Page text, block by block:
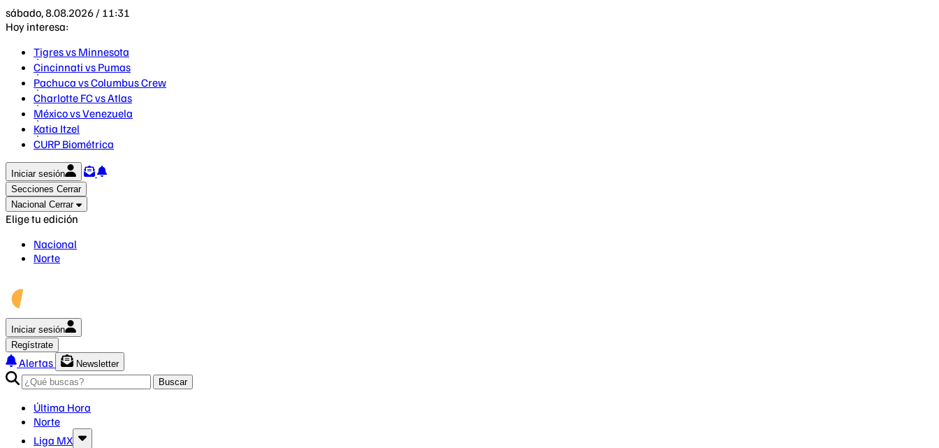
sábado, 8.08.2026 / 11:31
Hoy interesa:
Tigres vs Minnesota
Cincinnati vs Pumas
Pachuca vs Columbus Crew
Charlotte FC vs Atlas
México vs Venezuela
Katia Itzel
CURP Biométrica
Iniciar sesión
Secciones Cerrar
Nacional Cerrar
Elige tu edición
Nacional
Norte
Iniciar sesión
Regístrate
Alertas
Newsletter
Buscar
Última Hora
Norte
Liga MX